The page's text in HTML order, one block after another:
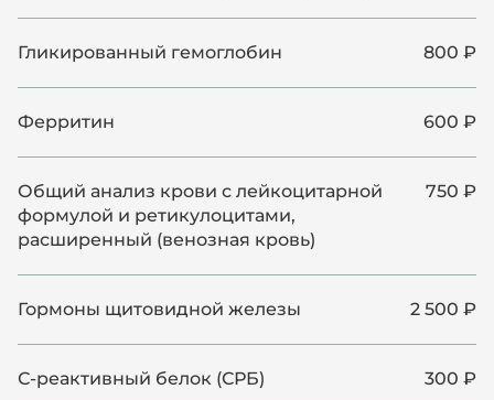
Гликированный гемоглобин 800 ₽
Ферритин 600 ₽
Общий анализ крови с лейкоцитарной
формулой и ретикулоцитами,
расширенный (венозная кровь)
750 ₽
Гормоны щитовидной железы 2 500 ₽
С-реактивный белок (СРБ) 300 ₽